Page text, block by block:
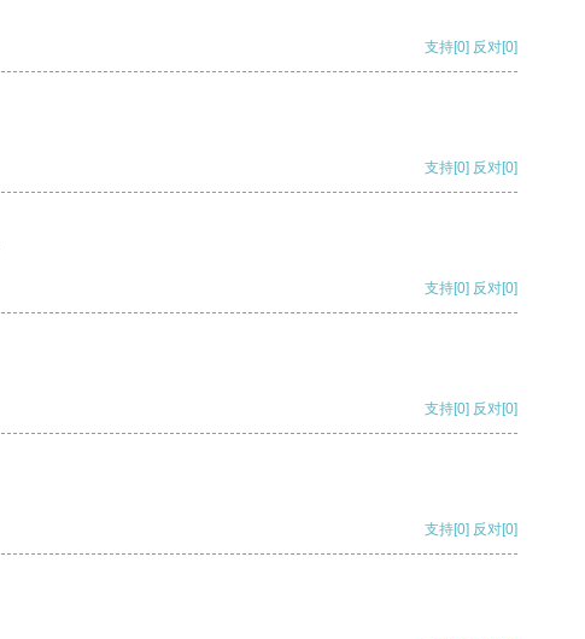
支持[0] 反对[0]
支持[0] 反对[0]
支持[0] 反对[0]
支持[0] 反对[0]
支持[0] 反对[0]